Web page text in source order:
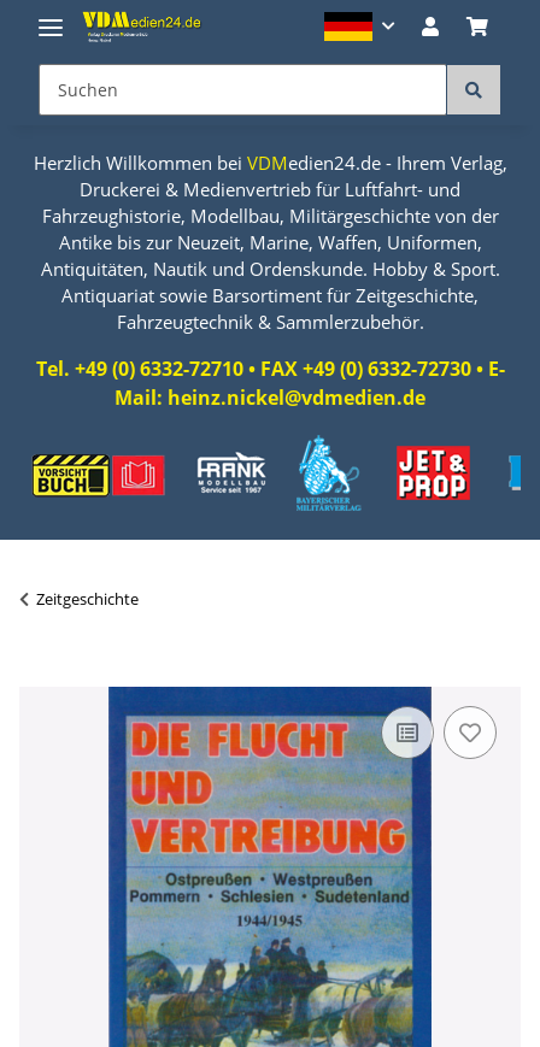
Herzlich Willkommen bei VDMedien24.de - Ihrem Verlag,
Druckerei & Medienvertrieb für Luftfahrt- und
Fahrzeughistorie, Modellbau, Militärgeschichte von der
Antike bis zur Neuzeit, Marine, Waffen, Uniformen,
Antiquitäten, Nautik und Ordenskunde. Hobby & Sport.
Antiquariat sowie Barsortiment für Zeitgeschichte,
Fahrzeugtechnik & Sammlerzubehör.
Tel. +49 (0) 6332-72710 • FAX +49 (0) 6332-72730 • E-
Mail: heinz.nickel@vdmedien.de
Zeitgeschichte